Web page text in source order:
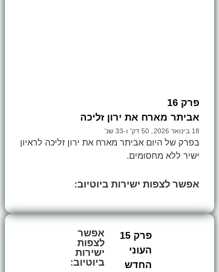
פרק 16
אביתר מארח את ירון זליכה
18 בינואר 2026, 50 דק' ו-33 שנ'
בפרק של היום אביתר מארח את ירון זליכה לראיון
ישיר ללא מחסומים.
אפשר לצפות ישירות ביוטיוב:
פרק 15
העוני
החדש
אפשר
לצפות
ישירות
ביוטיוב: